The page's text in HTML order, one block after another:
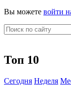
Вы можете войти
Топ 10
Сегодня Неделя